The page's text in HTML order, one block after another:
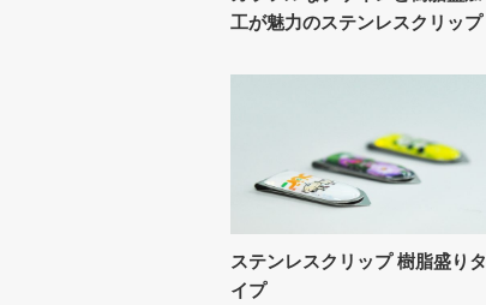
工が魅力のステンレスクリップ
ステンレスクリップ 樹脂盛りタ
イプ